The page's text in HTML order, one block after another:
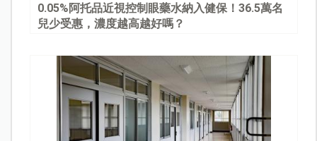
0.05%阿托品近視控制眼藥水納入健保！36.5萬名
兒少受惠，濃度越高越好嗎？